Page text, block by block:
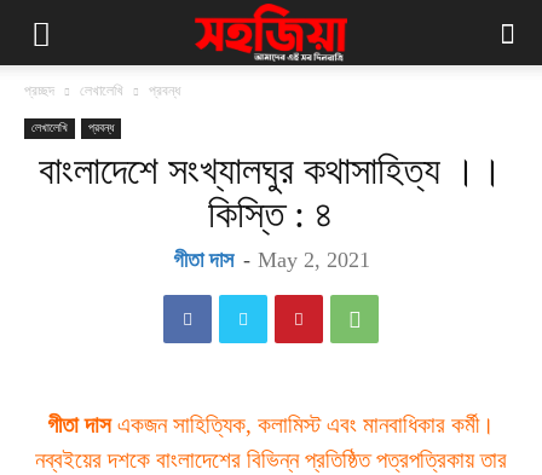
প্রচ্ছদ লেখালেখি প্রবন্ধ
লেখালেখি প্রবন্ধ
বাংলাদেশে সংখ্যালঘুর কথাসাহিত্য ।।
কিস্তি : ৪
গীতা দাস - May 2, 2021
গীতা দাসএকজন সাহিত্যিক, কলামিস্ট এবং মানবাধিকার কর্মী।
নব্বইয়ের দশকে বাংলাদেশের বিভিন্ন প্রতিষ্ঠিত পত্রপত্রিকায় তার